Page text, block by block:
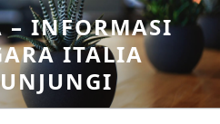
– INFORMASI
ITALIA